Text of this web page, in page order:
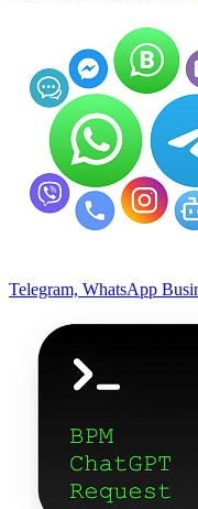
Telegram, WhatsApp